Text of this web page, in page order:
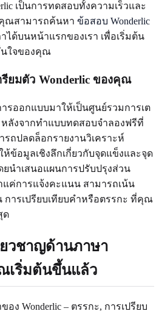
เป็นการทดสอบทั้งความเร็วและ
ณสามารถค้นหา ข้อสอบ Wonderlic
ได้บนหน้าแรกของเรา เพื่อเริ่มต้น
นใจของคุณ
รียมตัว Wonderlic ของคุณ
รออกแบบมาให้เป็นศูนย์รวมการเต
หลังจากทำแบบทดสอบจำลองฟรีที่
ถปลดล็อกรายงานวิเคราะห์
ห้ข้อมูลเชิงลึกเกี่ยวกับจุดแข็งและจุด
ำเสนอแผนการปรับปรุงส่วน
ค่การแจ้งคะแนน สามารถเน้น
ารเปรียบเทียบคำหรือตรรกะ ที่คุณ
ด
วชาญด้านภาษา
เริ่มต้นขึ้นแล้ว
ง Wonderlic – ตรรกะ, การเปรียบ